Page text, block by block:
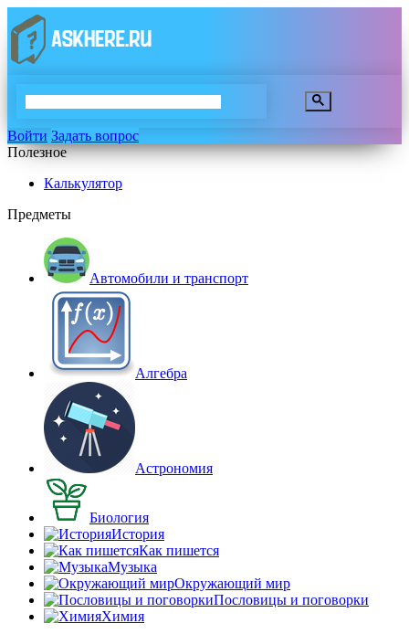
Войти Задать вопрос
Полезное
Калькулятор
Предметы
Автомобили и транспорт
Алгебра
Астрономия
Биология
История
Как пишется
Музыка
Окружающий мир
Пословицы и поговорки
Химия